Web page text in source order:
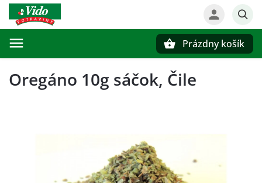
Prázdny košík
Oregáno 10g sáčok, Čile